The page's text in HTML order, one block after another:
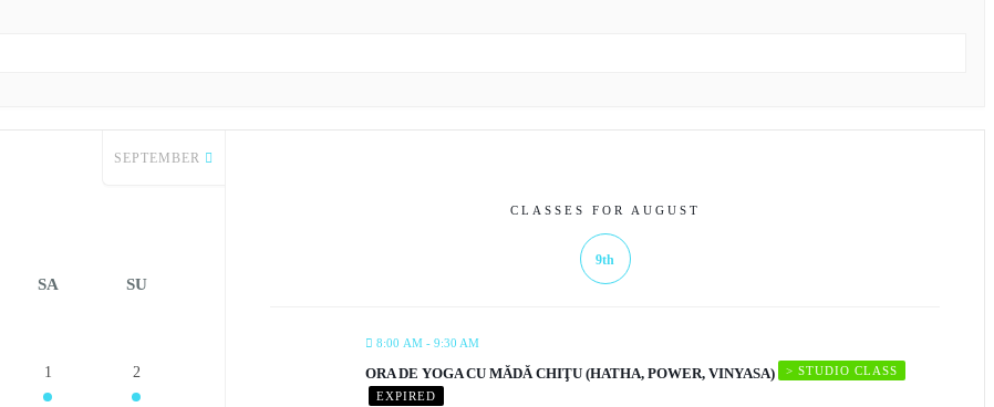
SEPTEMBER
SA SU
1 2
CLASSES FOR AUGUST
9th
8:00 AM - 9:30 AM
ORA DE YOGA CU MĂDĂ CHIŢU (HATHA, POWER, VINYASA)
> STUDIO CLASS
EXPIRED